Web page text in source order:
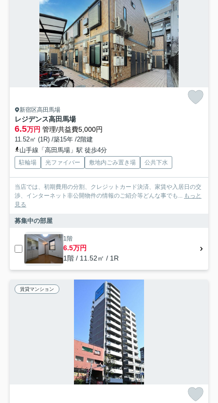
新宿区高田馬場
レジデンス高田馬場
6.5万円 管理/共益費5,000円
11.52㎡ (1R) /築15年 /2階建
山手線「高田馬場」駅 徒歩4分
駐輪場 光ファイバー 敷地内ごみ置き場 公共下水
当店では、初期費用の分割、クレジットカード決済、家賃や入居日の交
渉、インターネット非公開物件の情報のご紹介等どんな事でも... もっと
見る
募集中の部屋
1階
6.5万円
1階 / 11.52㎡ / 1R
賃貸マンション